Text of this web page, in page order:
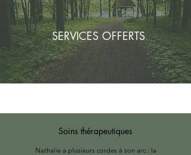
SERVICES OFFERTS
Soins thérapeutiques
Nathalie a plusieurs cordes à son arc : la